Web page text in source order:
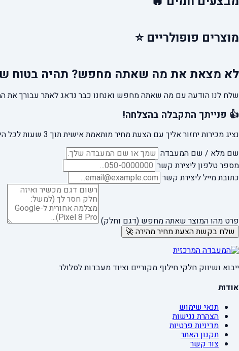
מוצרים פופולריים ⭐
לא מצאת את מה שאתה מחפש? תהיה בטוח
שלח לנו הודעה עם מה שאתה מחפש ואנחנו כבר נדאג לאתר עבורך את
👍 פנייתך התקבלה בהצלחה!
נציג מכירות יחזור אליך עם הצעת מחיר מותאמת אישית תוך 3 שעות לכל היותר.
שם מלא / שם המעבדה
מספר טלפון ליצירת קשר
כתובת מייל ליצירת קשר
פרט מהו המוצר שאתה מחפש (דגם וחלק)
שלח בקשת הצעת מחיר מהירה 🚀
ייבוא ושיווק חלקי חילוף מקוריים וציוד מעבדות לסלולר.
אודות
תנאי שימוש
הצהרת נגישות
מדיניות פרטיות
תקנון האתר
צור קשר